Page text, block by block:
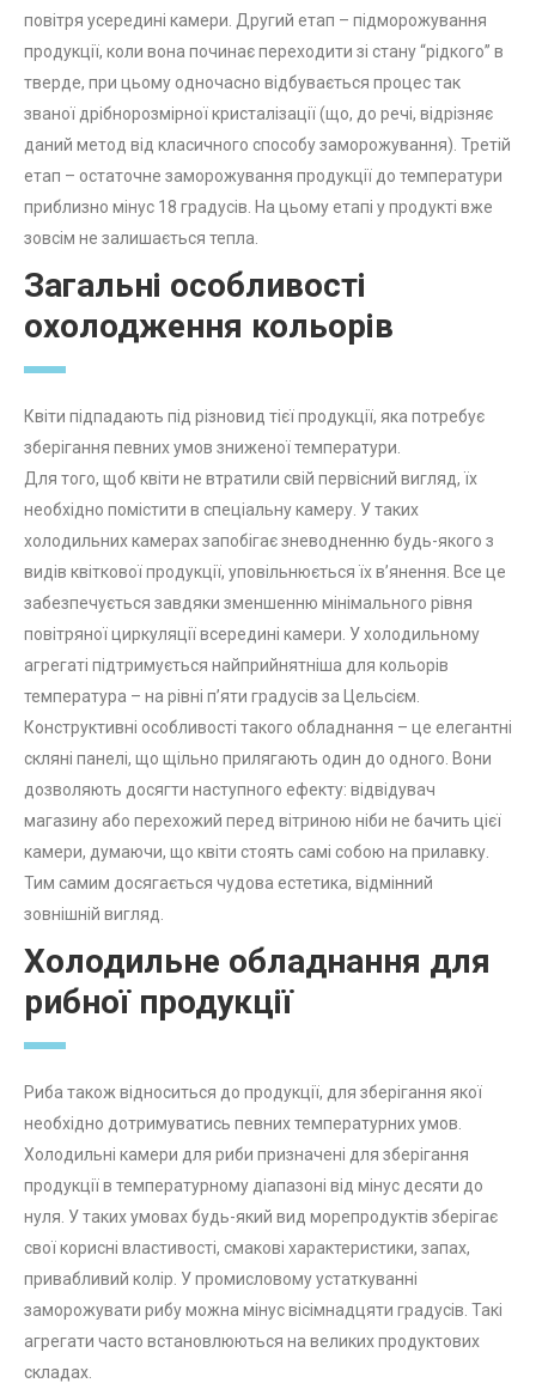
повітря усередині камери. Другий етап – підморожування
продукції, коли вона починає переходити зі стану “рідкого” в
тверде, при цьому одночасно відбувається процес так
званої дрібнорозмірної кристалізації (що, до речі, відрізняє
даний метод від класичного способу заморожування). Третій
етап – остаточне заморожування продукції до температури
приблизно мінус 18 градусів. На цьому етапі у продукті вже
зовсім не залишається тепла.
Загальні особливості
охолодження кольорів
Квіти підпадають під різновид тієї продукції, яка потребує
зберігання певних умов зниженої температури.
Для того, щоб квіти не втратили свій первісний вигляд, їх
необхідно помістити в спеціальну камеру. У таких
холодильних камерах запобігає зневодненню будь-якого з
видів квіткової продукції, уповільнюється їх в’янення. Все це
забезпечується завдяки зменшенню мінімального рівня
повітряної циркуляції всередині камери. У холодильному
агрегаті підтримується найприйнятніша для кольорів
температура – на рівні п’яти градусів за Цельсієм.
Конструктивні особливості такого обладнання – це елегантні
скляні панелі, що щільно прилягають один до одного. Вони
дозволяють досягти наступного ефекту: відвідувач
магазину або перехожий перед вітриною ніби не бачить цієї
камери, думаючи, що квіти стоять самі собою на прилавку.
Тим самим досягається чудова естетика, відмінний
зовнішній вигляд.
Холодильне обладнання для
рибної продукції
Риба також відноситься до продукції, для зберігання якої
необхідно дотримуватись певних температурних умов.
Холодильні камери для риби призначені для зберігання
продукції в температурному діапазоні від мінус десяти до
нуля. У таких умовах будь-який вид морепродуктів зберігає
свої корисні властивості, смакові характеристики, запах,
привабливий колір. У промисловому устаткуванні
заморожувати рибу можна мінус вісімнадцяти градусів. Такі
агрегати часто встановлюються на великих продуктових
складах.